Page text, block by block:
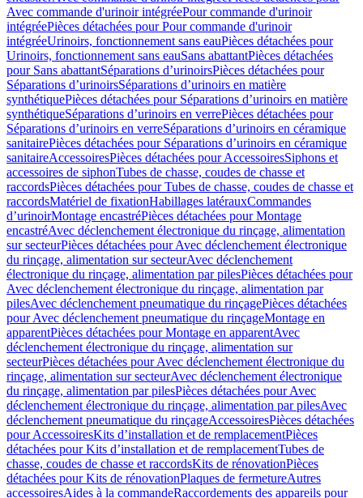
Avec commande d'urinoir intégréePour commande d'urinoir
intégréePièces détachées pour Pour commande d'urinoir
intégréeUrinoirs, fonctionnement sans eauPièces détachées pour
Urinoirs, fonctionnement sans eauSans abattantPièces détachées
pour Sans abattantSéparations d’urinoirsPièces détachées pour
Séparations d’urinoirsSéparations d’urinoirs en matière
synthétiquePièces détachées pour Séparations d’urinoirs en matière
synthétiqueSéparations d’urinoirs en verrePièces détachées pour
Séparations d’urinoirs en verreSéparations d’urinoirs en céramique
sanitairePièces détachées pour Séparations d’urinoirs en céramique
sanitaireAccessoiresPièces détachées pour AccessoiresSiphons et
accessoires de siphonTubes de chasse, coudes de chasse et
raccordsPièces détachées pour Tubes de chasse, coudes de chasse et
raccordsMatériel de fixationHabillages latérauxCommandes
dʼurinoirMontage encastréPièces détachées pour Montage
encastréAvec déclenchement électronique du rinçage, alimentation
sur secteurPièces détachées pour Avec déclenchement électronique
du rinçage, alimentation sur secteurAvec déclenchement
électronique du rinçage, alimentation par pilesPièces détachées pour
Avec déclenchement électronique du rinçage, alimentation par
pilesAvec déclenchement pneumatique du rinçagePièces détachées
pour Avec déclenchement pneumatique du rinçageMontage en
apparentPièces détachées pour Montage en apparentAvec
déclenchement électronique du rinçage, alimentation sur
secteurPièces détachées pour Avec déclenchement électronique du
rinçage, alimentation sur secteurAvec déclenchement électronique
du rinçage, alimentation par pilesPièces détachées pour Avec
déclenchement électronique du rinçage, alimentation par pilesAvec
déclenchement pneumatique du rinçageAccessoiresPièces détachées
pour AccessoiresKits d’installation et de remplacementPièces
détachées pour Kits d’installation et de remplacementTubes de
chasse, coudes de chasse et raccordsKits de rénovationPièces
détachées pour Kits de rénovationPlaques de fermetureAutres
accessoiresAides à la commandeRaccordements des appareils pour